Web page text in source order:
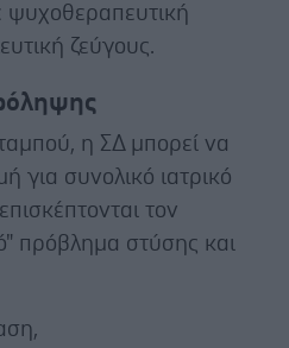
ζεύγους.
η ΣΔ μπορεί να
για συνολικό ιατρικό
τον
πρόβλημα στύσης και